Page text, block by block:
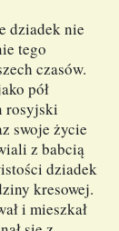
dziadek nie
tego
czasów.
pół
rosyjski
swoje życie
z babcią
dziadek
kresowej.
i mieszkał